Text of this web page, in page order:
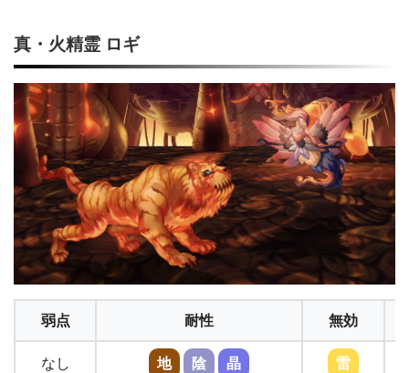
真・火精霊 ロギ
弱点 耐性 無効
なし 地 陰 晶 雷